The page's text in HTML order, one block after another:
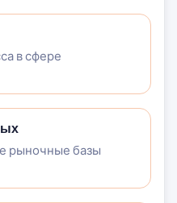
в сфере
рыночные базы